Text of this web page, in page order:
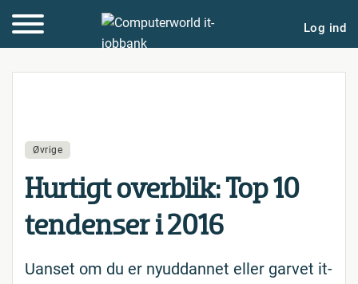
Log ind
Øvrige
Hurtigt overblik: Top 10
tendenser i 2016
Uanset om du er nyuddannet eller garvet it-